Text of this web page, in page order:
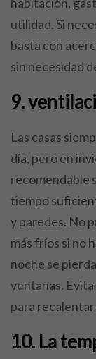
utilidad. Si
basta con
sin necesidad
9.
Las casas
día, pero en
recomendable
tiempo
y paredes. No
más fríos si no
noche se
ventanas.
para recalentar
10. La